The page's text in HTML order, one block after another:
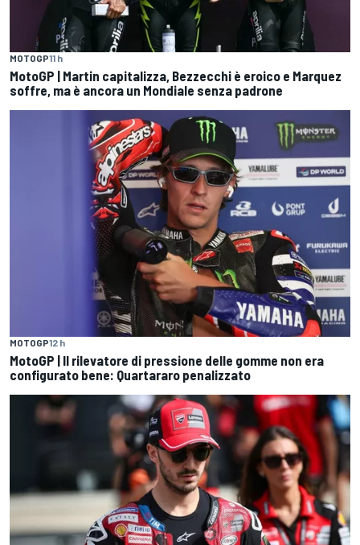
MOTOGP11 h
MotoGP | Martin capitalizza, Bezzecchi è eroico e Marquez
soffre, ma è ancora un Mondiale senza padrone
MOTOGP12 h
MotoGP | Il rilevatore di pressione delle gomme non era
configurato bene: Quartararo penalizzato